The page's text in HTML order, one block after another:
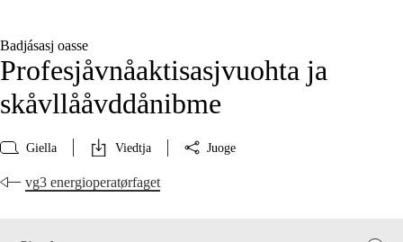
Badjásasj oasse
Profesjåvnåaktisasjvuohta ja
skåvllååvddånibme
Giella Viedtja Juoge
vg3 energioperatørfaget